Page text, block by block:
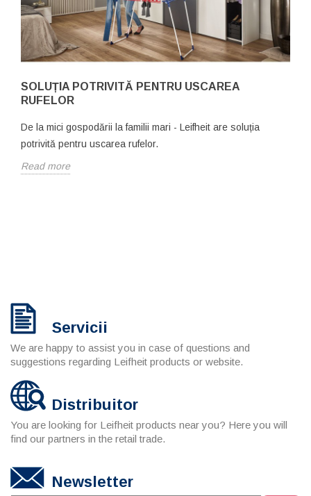
SOLUȚIA POTRIVITĂ PENTRU USCAREA
RUFELOR
De la mici gospodării la familii mari - Leifheit are soluția
potrivită pentru uscarea rufelor.
Read more
Servicii
We are happy to assist you in case of questions and
suggestions regarding Leifheit products or website.
Distribuitor
You are looking for Leifheit products near you? Here you will
find our partners in the retail trade.
Newsletter